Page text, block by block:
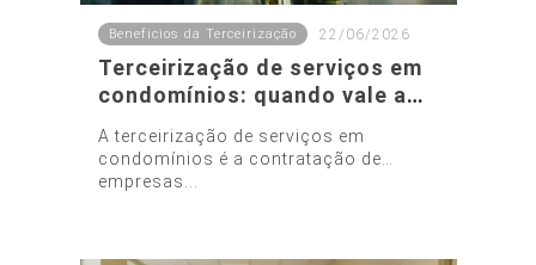
Beneficios da Terceirização 22/06/2026
Terceirização de serviços em
condomínios: quando vale a
contratar
A terceirização de serviços em
condomínios é a contratação de
empresas...